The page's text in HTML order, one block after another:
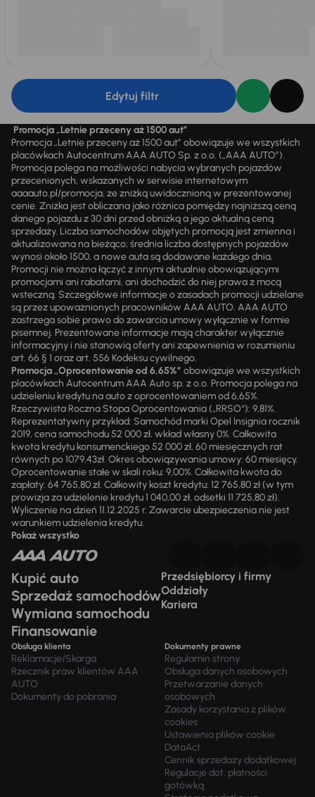
Edytuj filtr
Promocja „Letnie przeceny aż 1500 aut”
Promocja „Letnie przeceny aż 1500 aut” obowiązuje we wszystkich
placówkach Autocentrum AAA AUTO Sp. z o.o. („AAA AUTO”).
Promocja polega na możliwości nabycia wybranych pojazdów
przecenionych, wskazanych w serwisie internetowym
aaaauto.pl/promocja, ze zniżką uwidocznioną w prezentowanej
cenie. Zniżka jest obliczana jako różnica pomiędzy najniższą ceną
danego pojazdu z 30 dni przed obniżką a jego aktualną ceną
sprzedaży. Liczba samochodów objętych promocją jest zmienna i
aktualizowana na bieżąco; średnia liczba dostępnych pojazdów
wynosi około 1500, a nowe auta są dodawane każdego dnia.
Promocji nie można łączyć z innymi aktualnie obowiązującymi
promocjami ani rabatami, ani dochodzić do niej prawa z mocą
wsteczną. Szczegółowe informacje o zasadach promocji udzielane
są przez upoważnionych pracowników AAA AUTO. AAA AUTO
zastrzega sobie prawo do zawarcia umowy wyłącznie w formie
pisemnej. Prezentowane informacje mają charakter wyłącznie
informacyjny i nie stanowią oferty ani zapewnienia w rozumieniu
art. 66 § 1 oraz art. 556 Kodeksu cywilnego.
Promocja „Oprocentowanie od 6,65%” obowiązuje we wszystkich
placówkach Autocentrum AAA Auto sp. z o.o. Promocja polega na
udzieleniu kredytu na auto z oprocentowaniem od 6,65%.
Rzeczywista Roczna Stopa Oprocentowania („RRSO“): 9,81%.
Reprezentatywny przykład: Samochód marki Opel Insignia rocznik
2019, cena samochodu 52 000 zł, wkład własny 0%. Całkowita
kwota kredytu konsumenckiego 52 000 zł, 60 miesięcznych rat
równych po 1079,43zł. Okres obowiązywania umowy: 60 miesięcy.
Oprocentowanie stałe w skali roku: 9,00%. Całkowita kwota do
zapłaty: 64 765,80 zł. Całkowity koszt kredytu: 12 765,80 zł (w tym
prowizja za udzielenie kredytu 1 040,00 zł, odsetki 11 725,80 zł).
Wyliczenie na dzień 11.12.2025 r. Zawarcie ubezpieczenia nie jest
warunkiem udzielenia kredytu.
Pokaż wszystko
Kupić auto
Sprzedaż samochodów
Wymiana samochodu
Finansowanie
Przedsiębiorcy i firmy
Oddziały
Kariera
Obsługa klienta
Reklamacje/Skarga
Rzecznik praw klientów AAA
AUTO
Dokumenty do pobrania
Dokumenty prawne
Regulamin strony
Obsługa danych osobowych
Przetwarzanie danych
osobowych
Zasady korzystania z plików
cookies
Ustawienia plików cookie
DataAct
Cennik sprzedaży dodatkowej
Regulacje dot. płatności
gotówką